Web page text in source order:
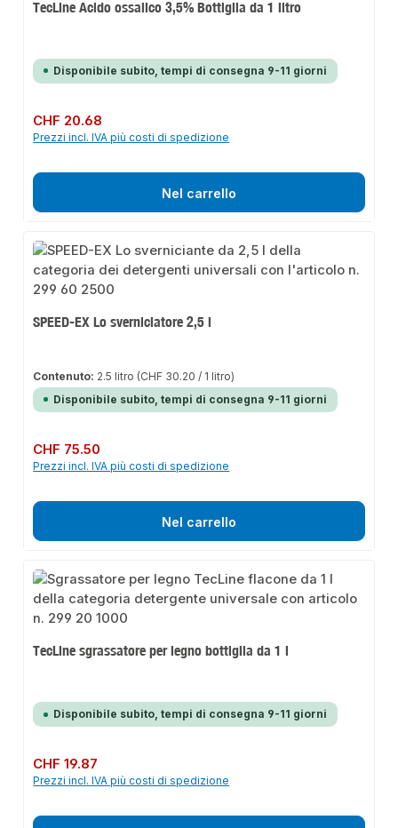
TecLine Acido ossalico 3,5% Bottiglia da 1 litro
Disponibile subito, tempi di consegna 9-11 giorni
Prezzo normale:
CHF 20.68
Prezzi incl. IVA più costi di spedizione
Nel carrello
SPEED-EX Lo sverniciatore 2,5 l
Contenuto: 2.5 litro (CHF 30.20 / 1 litro)
Disponibile subito, tempi di consegna 9-11 giorni
Prezzo normale:
CHF 75.50
Prezzi incl. IVA più costi di spedizione
Nel carrello
TecLine sgrassatore per legno bottiglia da 1 l
Disponibile subito, tempi di consegna 9-11 giorni
Prezzo normale:
CHF 19.87
Prezzi incl. IVA più costi di spedizione